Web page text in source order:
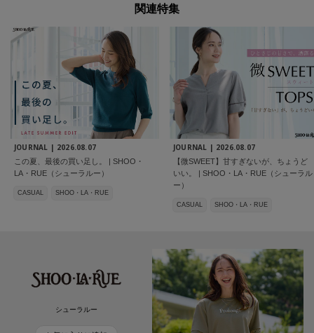
関連特集
JOURNAL | 2026.08.07
この夏、最後の買い足し。 | SHOO・
LA・RUE（シューラルー）
CASUAL SHOO・LA・RUE
JOURNAL | 2026.08.07
【微SWEET】甘すぎないが、ちょうど
いい。 | SHOO・LA・RUE（シューラル
ー）
CASUAL SHOO・LA・RUE
シューラルー